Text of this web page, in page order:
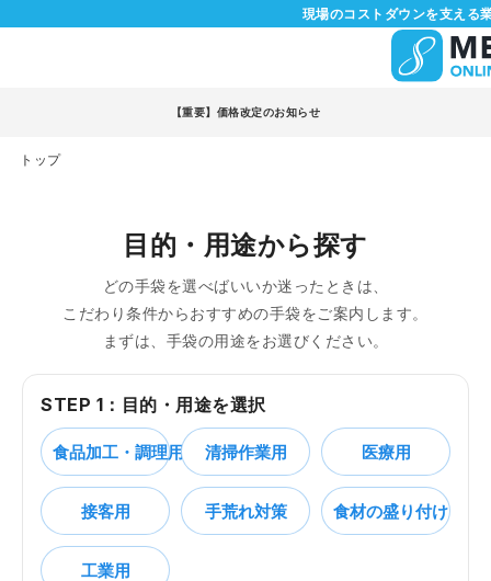
現場のコストダウンを支える
【重要】価格改定のお知らせ
トップ
目的・用途から探す
どの手袋を選べばいいか迷ったときは、
こだわり条件からおすすめの手袋をご案内します。
まずは、手袋の用途をお選びください。
STEP 1：目的・用途を選択
食品加工・調理用 清掃作業用 医療用
接客用 手荒れ対策 食材の盛り付け
工業用